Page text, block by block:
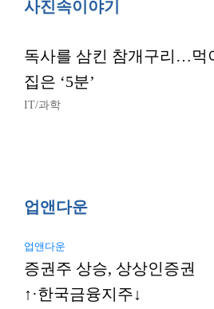
사진속이야기
독사를 삼킨 참개구리…먹
집은 ‘5분’
IT/과학
업앤다운
업앤다운
증권주 상승, 상상인증권
↑·한국금융지주↓